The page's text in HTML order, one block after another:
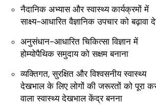
नैदानिक ​​​​अभ्यास और स्वास्थ्य कार्यक्रमों में
साक्ष्य-आधारित वैज्ञानिक उपचार को बढ़ावा
अनुसंधान-आधारित चिकित्सा विज्ञान में
होम्योपैथिक समुदाय को सक्षम बनाना
व्यक्तिगत, सुरक्षित और विश्वसनीय स्वास्थ्य
देखभाल के लिए लोगों की जरूरतों को पूरा
वाला स्वास्थ्य देखभाल केंद्र बनना